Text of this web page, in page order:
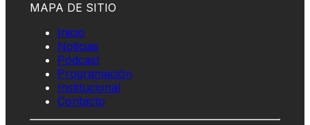
MAPA DE SITIO
Inicio
Noticias
Pódcast
Programación
Institucional
Contacto